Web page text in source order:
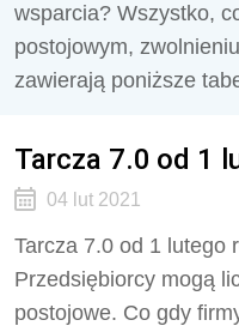
wsparcia? Wszystko,
postojowym,
zawierają poniższe
Tarcza 7.0 od 1
04 lut 2021
Tarcza 7.0 od 1 lutego
Przedsiębiorcy mogą
postojowe. Co gdy